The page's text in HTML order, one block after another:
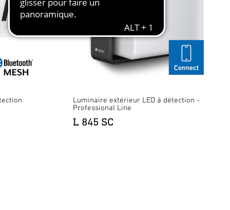
Luminaire extérieur LED à détection -
Professional Line
L 845 SC